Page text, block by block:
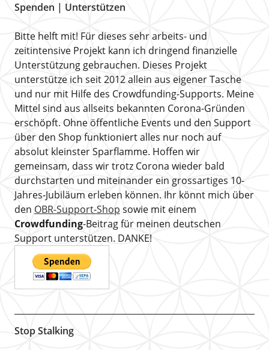
Spenden | Unterstützen
Bitte helft mit! Für dieses sehr arbeits- und
zeitintensive Projekt kann ich dringend finanzielle
Unterstützung gebrauchen. Dieses Projekt
unterstütze ich seit 2012 allein aus eigener Tasche
und nur mit Hilfe des Crowdfunding-Supports. Meine
Mittel sind aus allseits bekannten Corona-Gründen
erschöpft. Ohne öffentliche Events und den Support
über den Shop funktioniert alles nur noch auf
absolut kleinster Sparflamme. Hoffen wir
gemeinsam, dass wir trotz Corona wieder bald
durchstarten und miteinander ein grossartiges 10-
Jahres-Jubiläum erleben können. Ihr könnt mich über
den OBR-Support-Shop sowie mit einem
Crowdfunding-Beitrag für meinen deutschen
Support unterstützen. DANKE!
Stop Stalking